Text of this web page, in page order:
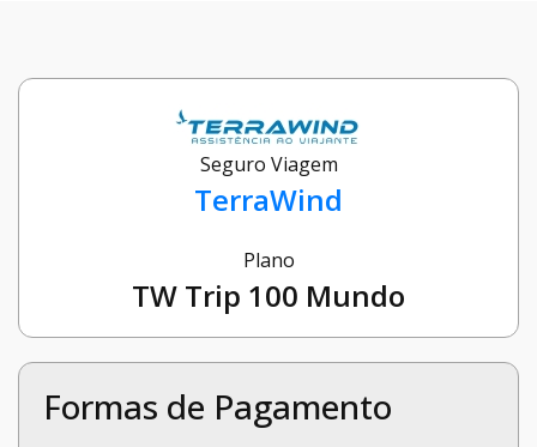
Seguro Viagem
TerraWind
Plano
TW Trip 100 Mundo
Formas de Pagamento